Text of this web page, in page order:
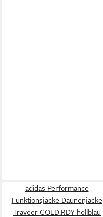
adidas Performance
Funktionsjacke Daunenjacke
Traveer COLD.RDY hellblau